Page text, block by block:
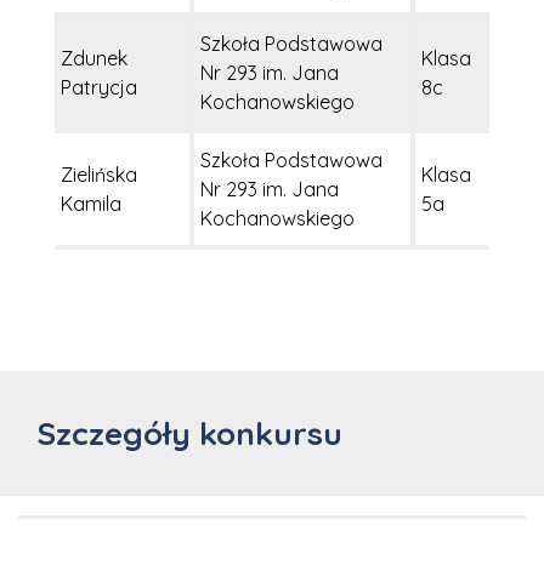
Zdunek
Patrycja
Szkoła Podstawowa
Nr 293 im. Jana
Kochanowskiego
Klasa
8c
Zielińska
Kamila
Szkoła Podstawowa
Nr 293 im. Jana
Kochanowskiego
Klasa
5a
Szczegóły konkursu